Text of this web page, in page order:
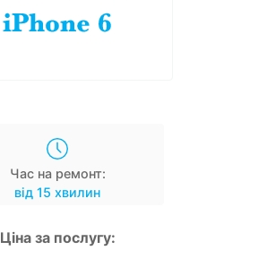
Час на ремонт:
від 15 хвилин
Ціна за послугу: